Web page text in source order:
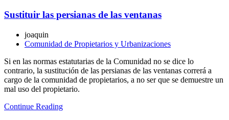
Sustituir las persianas de las ventanas
joaquin
Comunidad de Propietarios y Urbanizaciones
Si en las normas estatutarias de la Comunidad no se dice lo
contrario, la sustitución de las persianas de las ventanas correrá a
cargo de la comunidad de propietarios, a no ser que se demuestre un
mal uso del propietario.
Continue Reading